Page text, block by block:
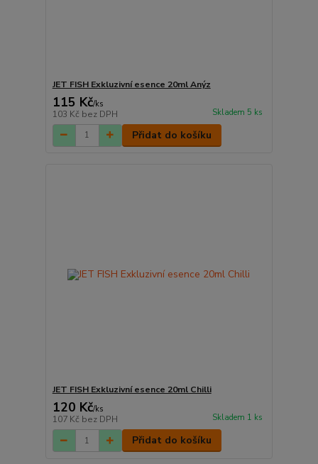
JET FISH Exkluzivní esence 20ml Anýz
115 Kč/ks
103 Kč bez DPH Skladem 5 ks
Přidat do košíku
JET FISH Exkluzivní esence 20ml Chilli
120 Kč/ks
107 Kč bez DPH Skladem 1 ks
Přidat do košíku